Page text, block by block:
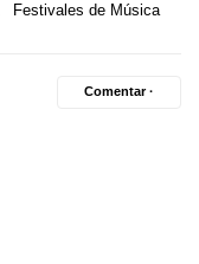
Festivales de Música
Comentar ·